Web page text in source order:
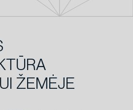
ŽEMĖJE